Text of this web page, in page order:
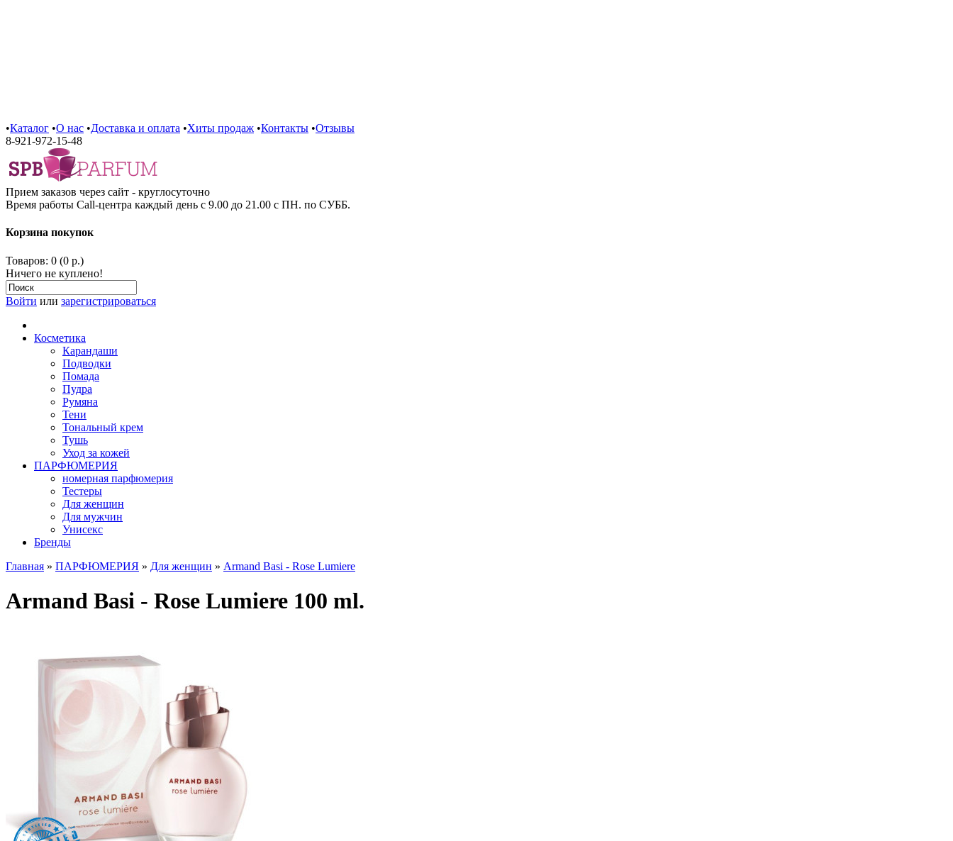
•Каталог •О нас •Доставка и оплата •Хиты продаж •Контакты •Отзывы
8-921-972-15-48
Прием заказов через сайт - круглосуточно
Время работы Call-центра каждый день с 9.00 до 21.00 с ПН. по СУББ.
Корзина покупок
Товаров: 0 (0 р.)
Ничего не куплено!
Войти или зарегистрироваться
Косметика
Карандаши
Подводки
Помада
Пудра
Румяна
Тени
Тональный крем
Тушь
Уход за кожей
ПАРФЮМЕРИЯ
номерная парфюмерия
Тестеры
Для женщин
Для мужчин
Унисекс
Бренды
Главная » ПАРФЮМЕРИЯ » Для женщин » Armand Basi - Rose Lumiere
Armand Basi - Rose Lumiere 100 ml.